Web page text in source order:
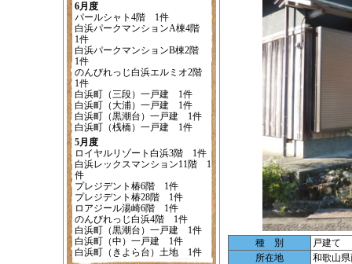
種 別
戸建て
所在地
和歌山
6月度
パールシャト4階 1件
白浜パークマンションA棟4階
1件
白浜パークマンションB棟2階
1件
のんびれっじ白浜エルミオ2階
1件
白浜町（三段）一戸建 1件
白浜町（大浦）一戸建 1件
白浜町（黒潮台）一戸建 1件
白浜町（桟橋）一戸建 1件
5月度
ロイヤルリゾート白浜3階 1件
白浜レックスマンション11階 1
件
プレジデント椿6階 1件
プレジデント椿28階 1件
ロアジール湯崎6階 1件
のんびれっじ白浜4階 1件
白浜町（黒潮台）一戸建 1件
白浜町（中）一戸建 1件
白浜町（きよら台）土地 1件